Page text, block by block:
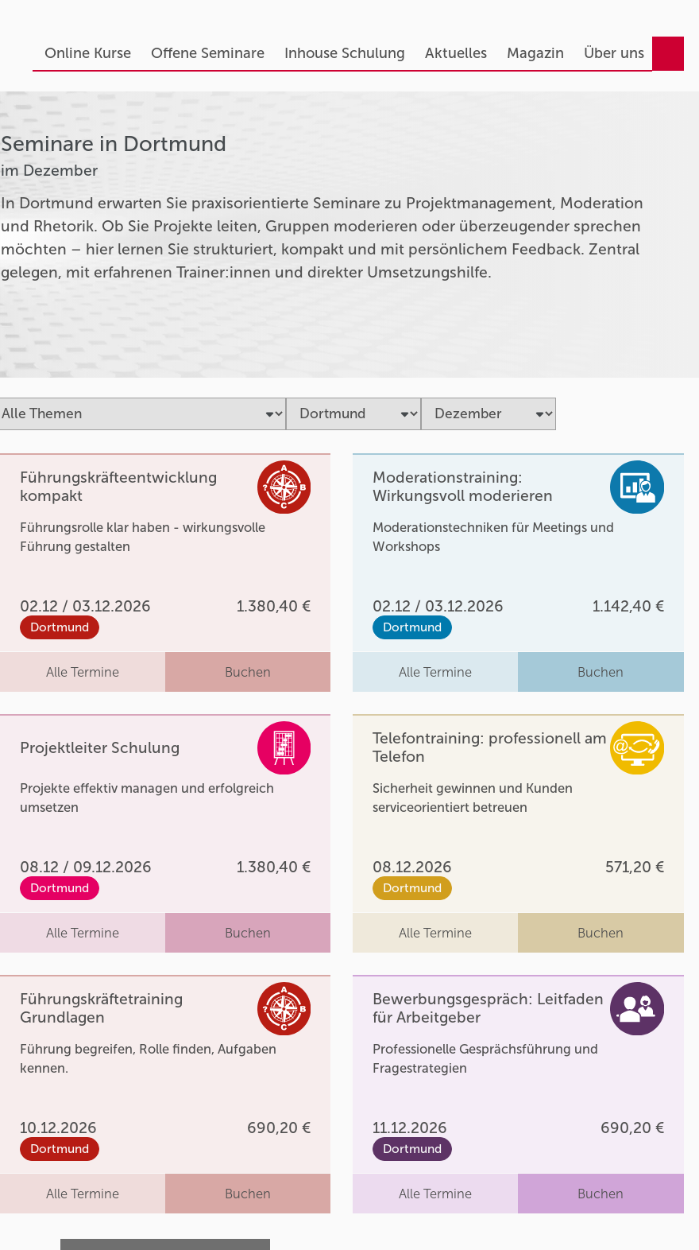
Online Kurse Offene Seminare Inhouse Schulung Aktuelles Magazin Über uns
Seminare in Dortmund
im Dezember
In Dortmund erwarten Sie praxisorientierte Seminare zu Projektmanagement, Moderation
und Rhetorik. Ob Sie Projekte leiten, Gruppen moderieren oder überzeugender sprechen
möchten – hier lernen Sie strukturiert, kompakt und mit persönlichem Feedback. Zentral
gelegen, mit erfahrenen Trainer:innen und direkter Umsetzungshilfe.
Führungskräfteentwicklung
kompakt
Führungsrolle klar haben - wirkungsvolle
Führung gestalten
02.12 / 03.12.2026 1.380,40 €
Dortmund
Alle Termine Buchen
Moderationstraining:
Wirkungsvoll moderieren
Moderationstechniken für Meetings und
Workshops
02.12 / 03.12.2026 1.142,40 €
Dortmund
Alle Termine Buchen
Projektleiter Schulung
Projekte effektiv managen und erfolgreich
umsetzen
08.12 / 09.12.2026 1.380,40 €
Dortmund
Alle Termine Buchen
Telefontraining: professionell am
Telefon
Sicherheit gewinnen und Kunden
serviceorientiert betreuen
08.12.2026 571,20 €
Dortmund
Alle Termine Buchen
Führungskräftetraining
Grundlagen
Führung begreifen, Rolle finden, Aufgaben
kennen.
10.12.2026 690,20 €
Dortmund
Alle Termine Buchen
Bewerbungsgespräch: Leitfaden
für Arbeitgeber
Professionelle Gesprächsführung und
Fragestrategien
11.12.2026 690,20 €
Dortmund
Alle Termine Buchen